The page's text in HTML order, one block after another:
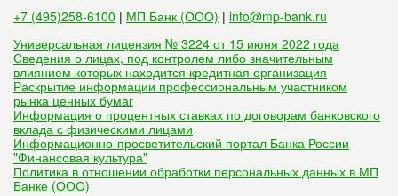
+7 (495)258-6100 | МП Банк (ООО) | info@mp-bank.ru
Универсальная лицензия № 3224 от 15 июня 2022 года
Сведения о лицах, под контролем либо значительным
влиянием которых находится кредитная организация
Раскрытие информации профессиональным участником
рынка ценных бумаг
Информация о процентных ставках по договорам банковского
вклада с физическими лицами
Информационно-просветительский портал Банка России
"Финансовая культура"
Политика в отношении обработки персональных данных в МП
Банке (ООО)